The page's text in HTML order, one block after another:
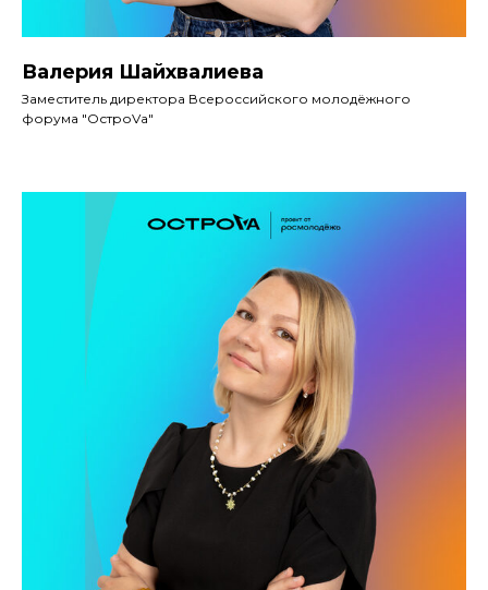
Валерия Шайхвалиева
Заместитель директора Всероссийского молодёжного
форума "ОстроVа"